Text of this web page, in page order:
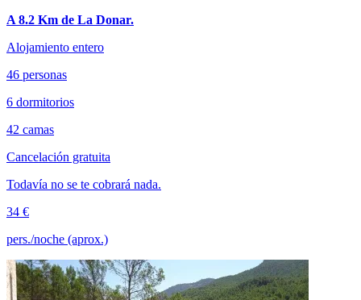
A 8.2 Km de La Donar.
Alojamiento entero
46 personas
6 dormitorios
42 camas
Cancelación gratuita
Todavía no se te cobrará nada.
34 €
pers./noche (aprox.)